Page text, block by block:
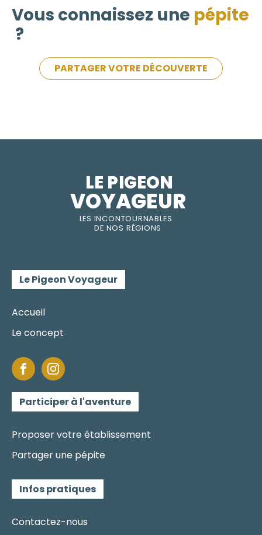
Vous connaissez une pépite
?
PARTAGER VOTRE DÉCOUVERTE
LES INCONTOURNABLES
DE NOS RÉGIONS
LE PIGEON
VOYAGEUR
Le Pigeon Voyageur
Accueil
Le concept
Participer à l'aventure
Proposer votre établissement
Partager une pépite
Infos pratiques
Contactez-nous